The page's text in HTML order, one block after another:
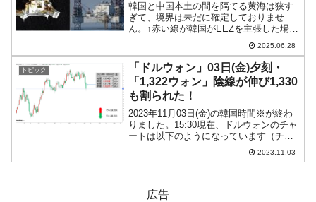
韓国と中国本土の間を隔てる黄海は狭す
ぎて、境界は未だに確定しておりませ
ん。↑赤い線が韓国がEEZを主張した場合
の韓国側EEZ。青い線が中国がEEZを主
張した場合の中国側EEZ。すべての国家
は12海里（1海里は1.852km）の領海と
200海...
2025.06.28
トピック
「ドルウォン」03日(金)夕刻・
「1,322ウォン」陰線が伸び1,330
も割られた！
2023年11月03日(金)の韓国時間※が終わ
りました。15:30現在、ドルウォンのチャ
ートは以下のようになっています（チャ
ートは『Investing.com』より引用）。陰
線が長くなりました。「1ドル＝1,330ウ
2023.11.03
広告